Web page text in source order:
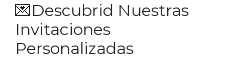
💌Descubrid Nuestras
Invitaciones
Personalizadas